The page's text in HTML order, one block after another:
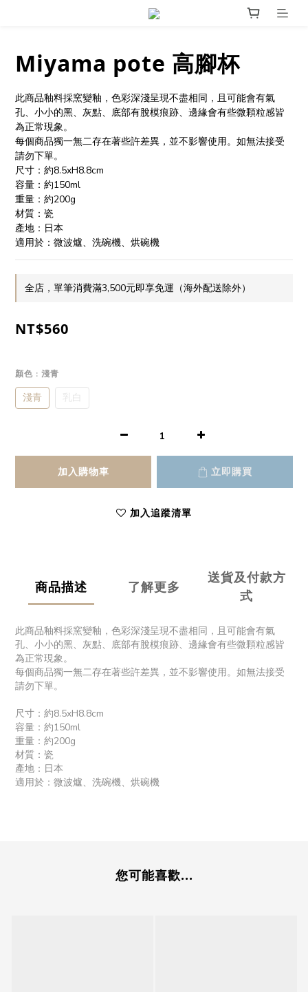
Miyama pote 高腳杯
此商品釉料採窯變釉，色彩深淺呈現不盡相同，且可能會有氣
孔、小小的黑、灰點、底部有脫模痕跡、邊緣會有些微顆粒感皆
為正常現象。
每個商品獨一無二存在著些許差異，並不影響使用。如無法接受
請勿下單。
尺寸：約8.5xH8.8cm
容量：約150ml
重量：約200g
材質：瓷
產地：日本
適用於：微波爐、洗碗機、烘碗機
全店，單筆消費滿3,500元即享免運（海外配送除外）
NT$560
顏色 : 淺青
淺青 乳白
加入購物車 立即購買
加入追蹤清單
商品描述 了解更多
送貨及付款方
式
此商品釉料採窯變釉，色彩深淺呈現不盡相同，且可能會有氣
孔、小小的黑、灰點、底部有脫模痕跡、邊緣會有些微顆粒感皆
為正常現象。
每個商品獨一無二存在著些許差異，並不影響使用。如無法接受
請勿下單。
尺寸：約8.5xH8.8cm
容量：約150ml
重量：約200g
材質：瓷
產地：日本
適用於：微波爐、洗碗機、烘碗機
您可能喜歡...